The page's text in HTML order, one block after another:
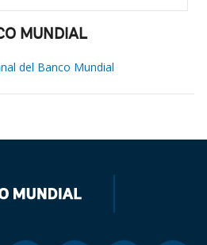
MUNDIAL
del Banco Mundial